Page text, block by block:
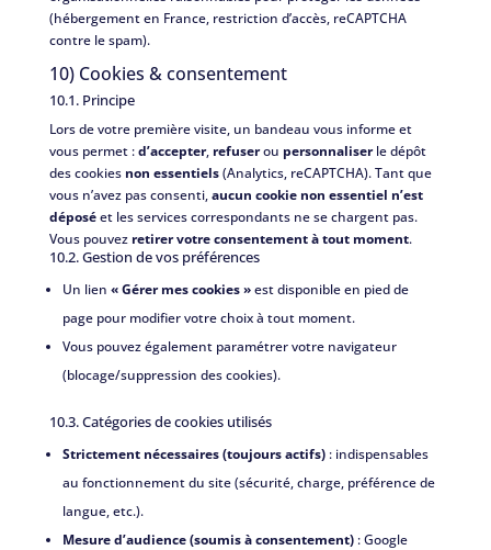
(hébergement en France, restriction d’accès, reCAPTCHA
contre le spam).
10) Cookies & consentement
10.1. Principe
Lors de votre première visite, un bandeau vous informe et
vous permet :d’accepter, refuserou personnaliserle dépôt
des cookies non essentiels(Analytics, reCAPTCHA). Tant que
vous n’avez pas consenti,aucun cookie non essentiel n’est
déposéet les services correspondants ne se chargent pas.
Vous pouvez retirer votre consentement à tout moment.
10.2. Gestion de vos préférences
Un lien « Gérer mes cookies »est disponible en pied de
page pour modifier votre choix à tout moment.
Vous pouvez également paramétrer votre navigateur
(blocage/suppression des cookies).
10.3. Catégories de cookies utilisés
Strictement nécessaires (toujours actifs): indispensables
au fonctionnement du site (sécurité, charge, préférence de
langue, etc.).
Mesure d’audience (soumis à consentement): Google